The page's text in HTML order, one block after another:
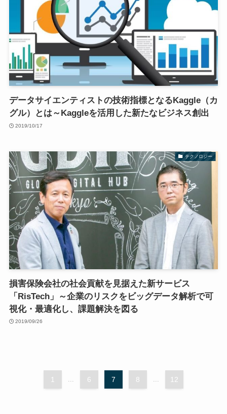
データサイエンティストの技術指標となるKaggle（カ
グル）とは～Kaggleを活用した新たなビジネス創出
2019/10/17
テクノロジー
損害保険会社の社会貢献を見据えた新サービス
「RisTech」～企業のリスクをビッグデータ解析で可
視化・最適化し、課題解決を図る
2019/09/26
1 6 7 8 12